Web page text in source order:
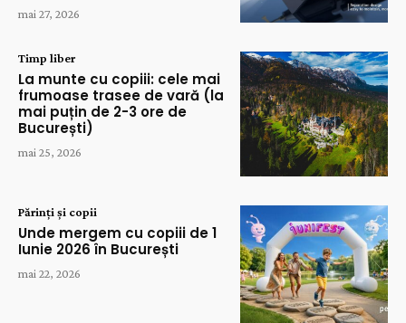
mai 27, 2026
Timp liber
La munte cu copiii: cele mai
frumoase trasee de vară (la
mai puțin de 2-3 ore de
București)
mai 25, 2026
Părinți și copii
Unde mergem cu copiii de 1
Iunie 2026 în București
mai 22, 2026